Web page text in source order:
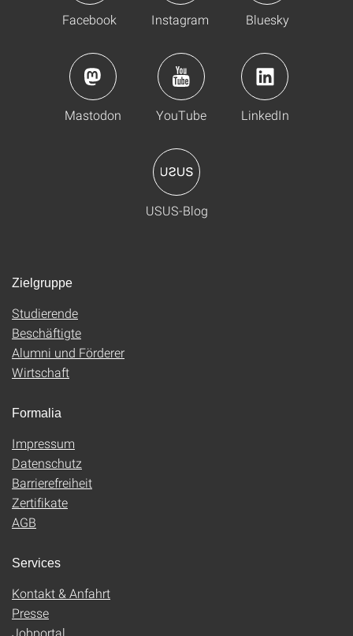
Facebook Instagram Bluesky
Mastodon YouTube LinkedIn
USUS-Blog
Zielgruppe
Studierende
Beschäftigte
Alumni und Förderer
Wirtschaft
Formalia
Impressum
Datenschutz
Barrierefreiheit
Zertifikate
AGB
Services
Kontakt & Anfahrt
Presse
Jobportal